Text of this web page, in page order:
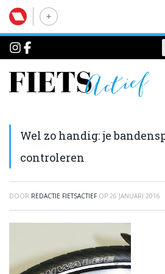
Wel zo handig: je
controleren
DOOR REDACTIE FIETSACTIEF OP 26 JANUARI 2016